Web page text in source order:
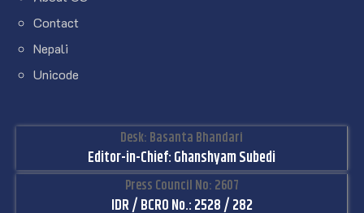
Contact
Nepali
Unicode
Desk: Basanta Bhandari
Editor-in-Chief: Ghanshyam Subedi
Press Council No: 2607
IDR / BCRO No.: 2528 / 282